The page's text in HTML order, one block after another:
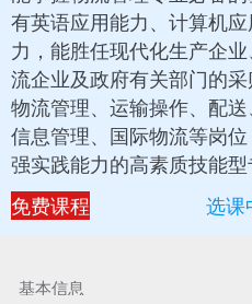
有英语应用能力、计算机
力，能胜任现代化生产企
流企业及政府有关部门的
物流管理、运输操作、配
信息管理、国际物流等岗
强实践能力的高素质技能型
免费课程
选课
基本信息